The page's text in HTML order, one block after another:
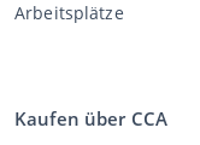
Arbeitsplätze
Kaufen über CCA